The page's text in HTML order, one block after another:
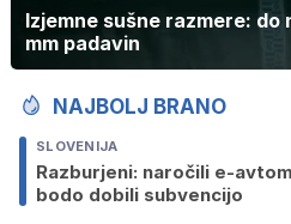
Izjemne sušne razmere: do
mm padavin
NAJBOLJ BRANO
SLOVENIJA
Razburjeni: naročili e-
bodo dobili subvencijo